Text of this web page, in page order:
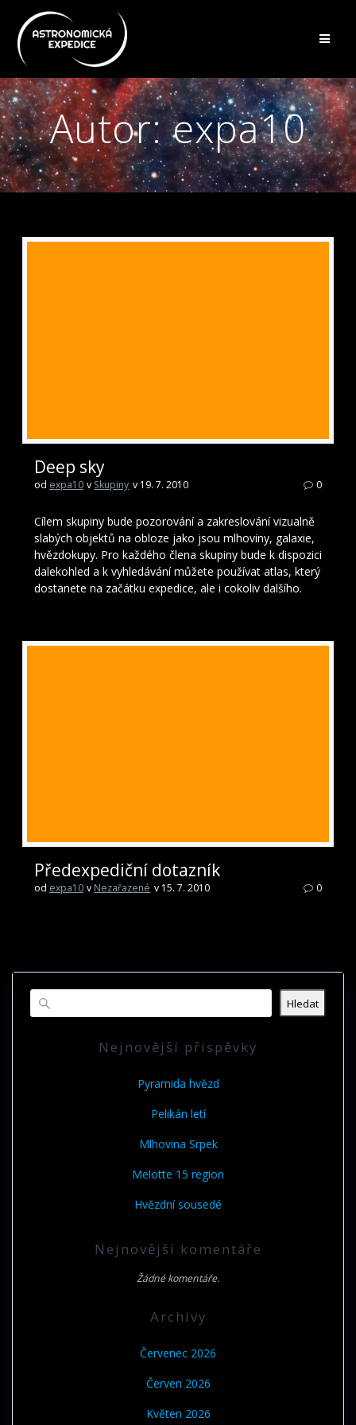
Autor:expa10
Deep sky
od expa10 v Skupiny v 19. 7. 2010 0
Cílem skupiny bude pozorování a zakreslování vizualně
slabých objektů na obloze jako jsou mlhoviny, galaxie,
hvězdokupy. Pro každého člena skupiny bude k dispozici
dalekohled a k vyhledávání můžete používat atlas, který
dostanete na začátku expedice, ale i cokoliv dalšího.
Předexpediční dotazník
od expa10 v Nezařazené v 15. 7. 2010 0
Hledat
Nejnovější příspěvky
Pyramida hvězd
Pelikán letí
Mlhovina Srpek
Melotte 15 region
Hvězdní sousedé
Nejnovější komentáře
Žádné komentáře.
Archivy
Červenec 2026
Červen 2026
Květen 2026